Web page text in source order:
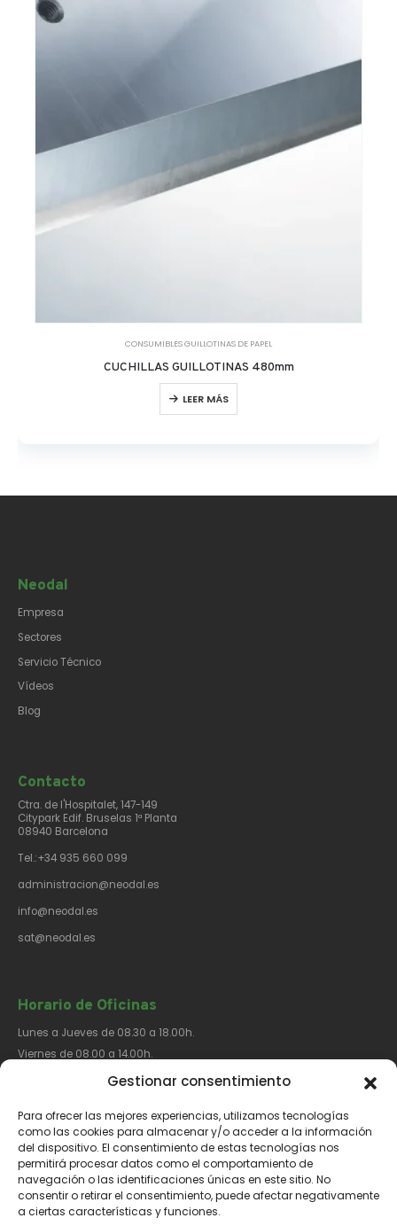
Gestionar consentimiento
Para ofrecer las mejores experiencias, utilizamos tecnologías
como las cookies para almacenar y/o acceder a la información
del dispositivo. El consentimiento de estas tecnologías nos
permitirá procesar datos como el comportamiento de
navegación o las identificaciones únicas en este sitio. No
consentir o retirar el consentimiento, puede afectar negativamente
a ciertas características y funciones.
CONSUMIBLES GUILLOTINAS DE PAPEL
CUCHILLAS GUILLOTINAS 480mm
LEER MÁS
Neodal
Empresa
Sectores
Servicio Técnico
Vídeos
Blog
Contacto​
Ctra. de l'Hospitalet, 147-149
Citypark Edif. Bruselas 1ª Planta
08940 Barcelona
Tel.:+34 935 660 099
administracion@neodal.es
info@neodal.es
sat@neodal.es
Horario de Oficinas
Lunes a Jueves de 08.30 a 18.00h.
Viernes de 08.00 a 14.00h.
Síguenos​